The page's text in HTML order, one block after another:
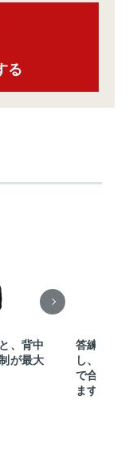
る
、背中
が最大
答練で間
し、その
で合格す
ます